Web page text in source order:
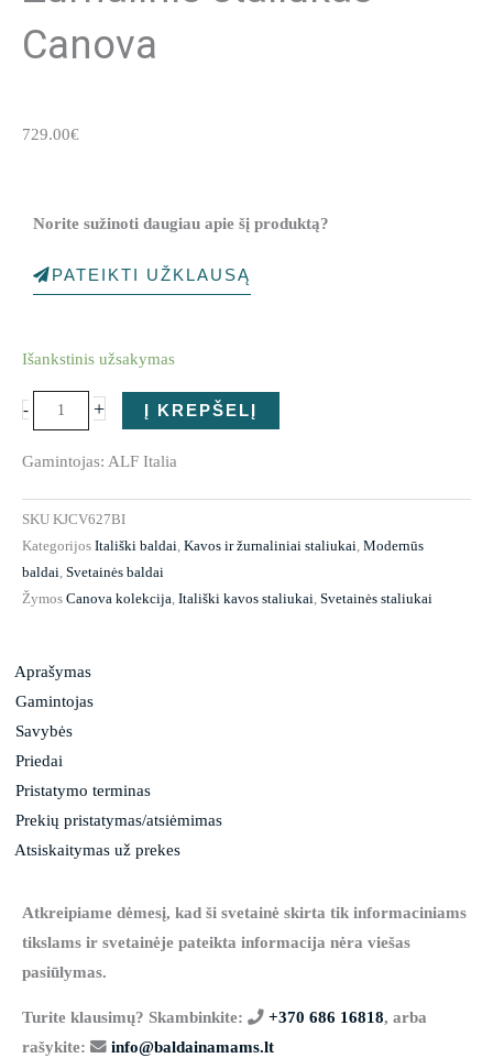
Canova
729.00€
Norite sužinoti daugiau apie šį produktą?
PATEIKTI UŽKLAUSĄ
Išankstinis užsakymas
-
kiekis:
Žurnalinis
staliukas
+ Į KREPŠELĮ
Gamintojas: ALF Italia
SKU KJCV627BI
Kategorijos Itališki baldai, Kavos ir žurnaliniai staliukai, Modernūs
baldai, Svetainės baldai
Žymos Canova kolekcija, Itališki kavos staliukai, Svetainės staliukai
Aprašymas
Gamintojas
Savybės
Priedai
Pristatymo terminas
Prekių pristatymas/atsiėmimas
Atsiskaitymas už prekes
Atkreipiame dėmesį, kad ši svetainė skirta tik informaciniams
tikslams ir svetainėje pateikta informacija nėra viešas
pasiūlymas.
Turite klausimų? Skambinkite: +370 686 16818, arba
rašykite:
info@baldainamams.lt